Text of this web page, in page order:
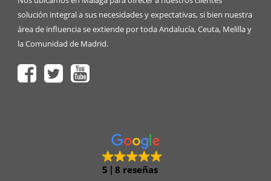
solución integral a sus necesidades y expectativas, si bien nuestra
área de influencia se extiende por toda Andalucía, Ceuta, Melilla y
la Comunidad de Madrid.
5 8 reseñas